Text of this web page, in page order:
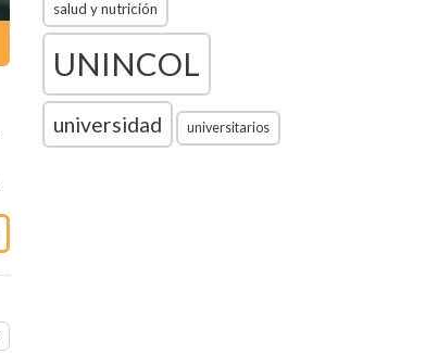
salud y nutrición
UNINCOL
universidad universitarios